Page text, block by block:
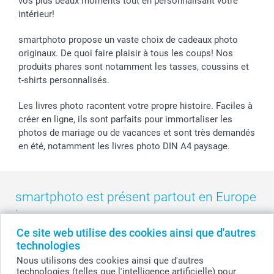
Ce site web utilise des cookies ainsi que d'autres
technologies
Nous utilisons des cookies ainsi que d'autres
technologies (telles que l'intelligence artificielle) pour
B2B smartbusiness
Fête d'anniversaire
Tous les évènements
Identifiez-vous
Statut de ma commande
smarfriends
smartgarantie
smartbonus
intérieur!
smartphoto propose un vaste choix de cadeaux photo
originaux. De quoi faire plaisir à tous les coups! Nos
produits phares sont notamment les tasses, coussins et
t-shirts personnalisés.
Les livres photo racontent votre propre histoire. Faciles à
créer en ligne, ils sont parfaits pour immortaliser les
photos de mariage ou de vacances et sont très demandés
en été, notamment les livres photo DIN A4 paysage.
smartphoto est présent partout en Europe
:
België - Belgique - Danmark - Deutschland - France - Ireland
- Nederland - Norge
Switzerland - Suomi - Sverige - United Kingdom